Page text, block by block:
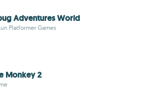
Adventures World
Platformer Games
Monkey 2